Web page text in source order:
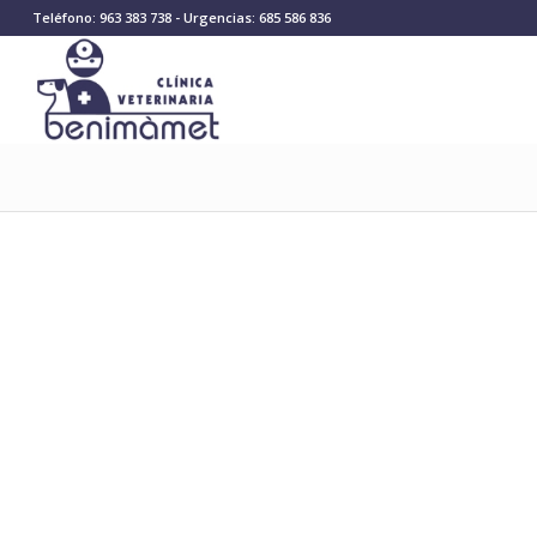
Teléfono: 963 383 738 - Urgencias: 685 586 836